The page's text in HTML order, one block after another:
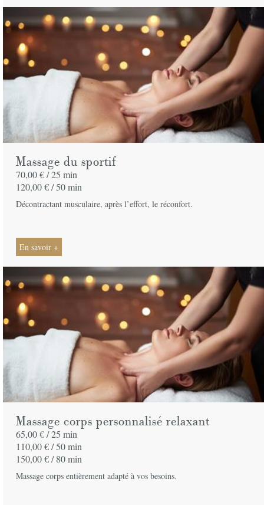
Massage du sportif
70,00 € /25 min
120,00 € /50 min
Décontractant musculaire, après l’effort, le réconfort.
En savoir +
Massage corps personnalisé relaxant
65,00 € /25 min
110,00 € /50 min
150,00 € /80 min
Massage corps entièrement adapté à vos besoins.